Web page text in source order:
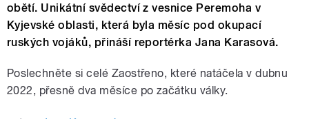
obětí. Unikátní svědectví z vesnice Peremoha v
Kyjevské oblasti, která byla měsíc pod okupací
ruských vojáků, přináší reportérka Jana Karasová.
Poslechněte si celé Zaostřeno, které natáčela v dubnu
2022, přesně dva měsíce po začátku války.